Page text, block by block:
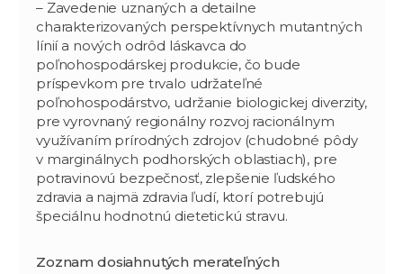
– Zavedenie uznaných a detailne
charakterizovaných perspektívnych mutantných
línií a nových odrôd láskavca do
poľnohospodárskej produkcie, čo bude
príspevkom pre trvalo udržateľné
poľnohospodárstvo, udržanie biologickej diverzity,
pre vyrovnaný regionálny rozvoj racionálnym
využívaním prírodných zdrojov (chudobné pôdy
v marginálnych podhorských oblastiach), pre
potravinovú bezpečnosť, zlepšenie ľudského
zdravia a najmä zdravia ľudí, ktorí potrebujú
špeciálnu hodnotnú dietetickú stravu.
Zoznam dosiahnutých merateľných